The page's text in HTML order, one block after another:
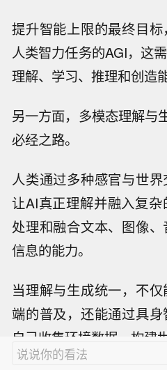
提升智能上限的最终目
人类智力任务的AGI，这
理解、学习、推理和创造
另一方面，多模态理解与
必经之路。
人类通过多种感官与世
让AI真正理解并融入复
处理和融合文本、图像
信息的能力。
当理解与生成统一，不
端的普及，还能通过具身
自己收集环境数据，构建
说说你的看法